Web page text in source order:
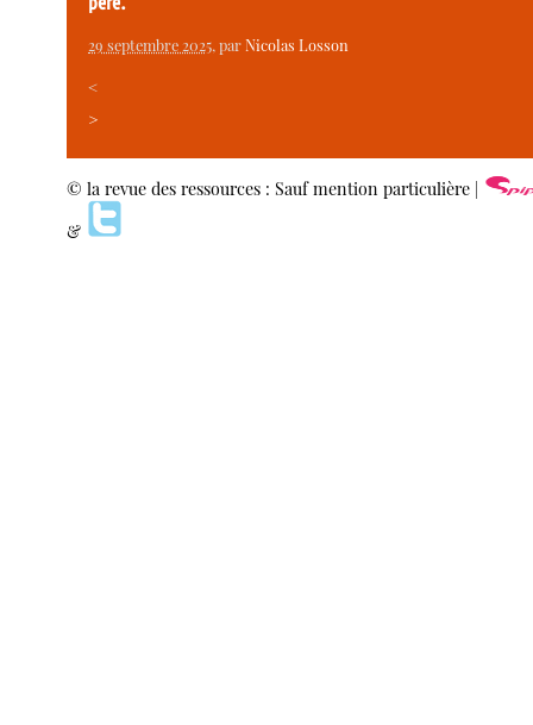
29 septembre 2025, parNicolas Losson
<
>
© la revue des ressources : Sauf mention particulière |
&